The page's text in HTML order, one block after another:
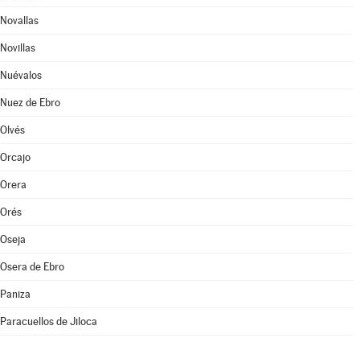
Novallas
Novillas
Nuévalos
Nuez de Ebro
Olvés
Orcajo
Orera
Orés
Oseja
Osera de Ebro
Paniza
Paracuellos de Jiloca